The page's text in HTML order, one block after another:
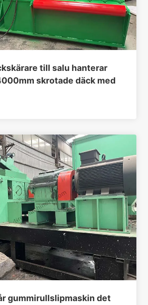
till salu hanterar
skrotade däck med
gummirullslipmaskin det